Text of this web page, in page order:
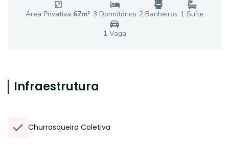
Área Privativa 67m² 3 Dormitórios 2 Banheiros 1 Suíte
1 Vaga
Infraestrutura
Churrasqueira Coletiva